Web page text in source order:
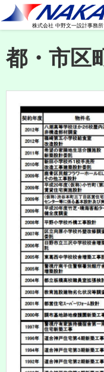
株式会社 中野文一設計事務所
都・市区